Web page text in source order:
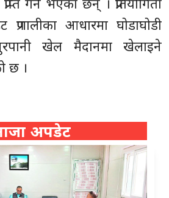
आधारमा घोडाघोडी
खेल मैदानमा खेलाइने
छ ।
अपडेट